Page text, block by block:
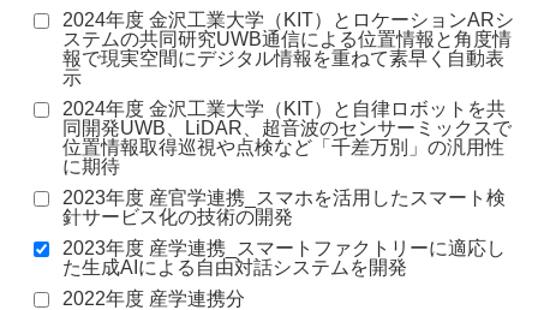
2024年度 金沢工業大学（KIT）とロケーションARシ
ステムの共同研究UWB通信による位置情報と角度情
報で現実空間にデジタル情報を重ねて素早く自動表
示
2024年度 金沢工業大学（KIT）と自律ロボットを共
同開発UWB、LiDAR、超音波のセンサーミックスで
位置情報取得巡視や点検など「千差万別」の汎用性
に期待
2023年度 産官学連携_スマホを活用したスマート検
針サービス化の技術の開発
2023年度 産学連携_スマートファクトリーに適応し
た生成AIによる自由対話システムを開発
2022年度 産学連携分